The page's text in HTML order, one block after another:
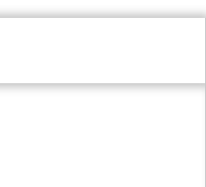
il dettaglio